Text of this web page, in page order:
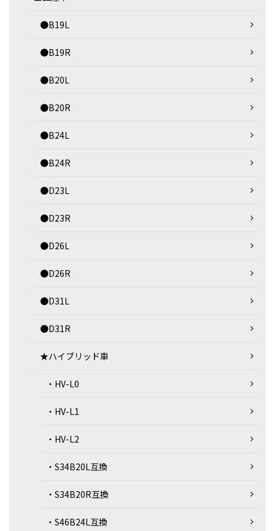
●B19L
●B19R
●B20L
●B20R
●B24L
●B24R
●D23L
●D23R
●D26L
●D26R
●D31L
●D31R
★ハイブリッド車
・HV-L0
・HV-L1
・HV-L2
・S34B20L互換
・S34B20R互換
・S46B24L互換